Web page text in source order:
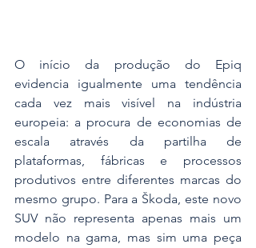
O início da produção do Epiq
evidencia igualmente uma tendência
cada vez mais visível na indústria
europeia: a procura de economias de
escala através da partilha de
plataformas, fábricas e processos
produtivos entre diferentes marcas do
mesmo grupo. Para a Škoda, este novo
SUV não representa apenas mais um
modelo na gama, mas sim uma peça